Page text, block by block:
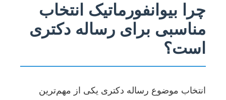
چرا بیوانفورماتیک انتخاب
مناسبی برای رساله دکتری
است؟
انتخاب موضوع رساله دکتری یکی از مهم‌ترین